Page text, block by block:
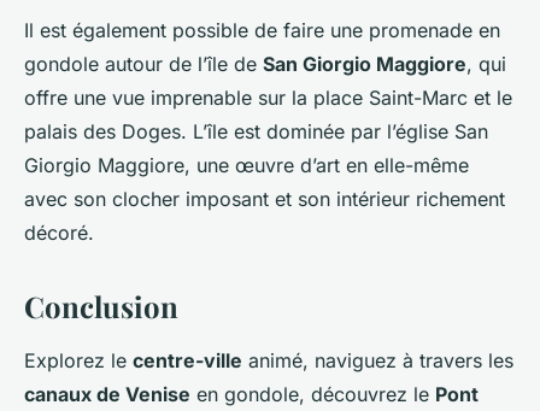
Il est également possible de faire une promenade en
gondole autour de l’île de San Giorgio Maggiore, qui
offre une vue imprenable sur la place Saint-Marc et le
palais des Doges. L’île est dominée par l’église San
Giorgio Maggiore, une œuvre d’art en elle-même
avec son clocher imposant et son intérieur richement
décoré.
Conclusion
Explorez le centre-ville animé, naviguez à travers les
canaux de Venise en gondole, découvrez le Pont